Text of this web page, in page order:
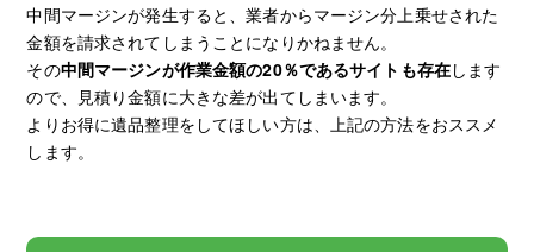
中間マージンが発生すると、業者からマージン分上乗せされた
金額を請求されてしまうことになりかねません。
その中間マージンが作業金額の20％であるサイトも存在します
ので、見積り金額に大きな差が出てしまいます。
よりお得に遺品整理をしてほしい方は、上記の方法をおススメ
します。